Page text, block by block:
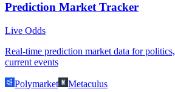
Prediction Market Tracker
Live Odds
Real-time prediction market data for
current events
Polymarket
Metaculus